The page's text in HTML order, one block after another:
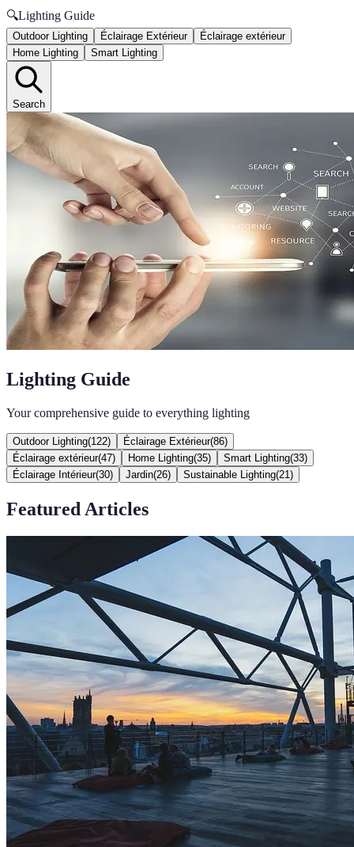
🔍Lighting Guide
Outdoor Lighting Éclairage Extérieur
Éclairage extérieur
Home Lighting
Smart Lighting
Search
Lighting Guide
Your comprehensive guide to everything lighting
Outdoor Lighting(122) Éclairage Extérieur(86)
Éclairage extérieur(47) Home Lighting(35) Smart Lighting(33)
Éclairage Intérieur(30) Jardin(26) Sustainable Lighting(21 )
Featured Articles